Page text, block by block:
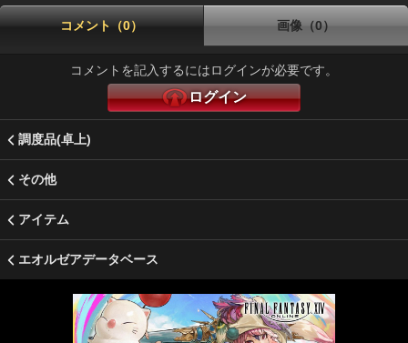
コメント（0） 画像（0）
コメントを記入するにはログインが必要です。
ログイン
調度品(卓上)
その他
アイテム
エオルゼアデータベース